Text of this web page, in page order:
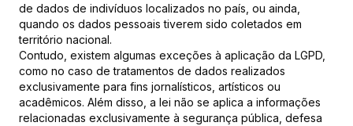
de dados de indivíduos localizados no país, ou ainda,
quando os dados pessoais tiverem sido coletados em
território nacional.
Contudo, existem algumas exceções à aplicação da LGPD,
como no caso de tratamentos de dados realizados
exclusivamente para fins jornalísticos, artísticos ou
acadêmicos. Além disso, a lei não se aplica a informações
relacionadas exclusivamente à segurança pública, defesa